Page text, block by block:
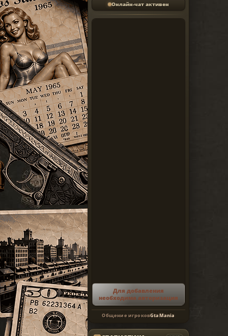
Онлайн-чат активен
Для добавления
необходима авторизация
Общение игроковGtaMania